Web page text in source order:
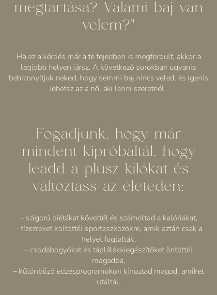
megtartása? Valami baj van
velem?”
Ha ez a kérdés már a te fejedben is megfordult, akkor a
legjobb helyen jársz. A következő sorokban ugyanis
bebizonyítjuk neked, hogy semmi baj nincs veled, és igenis
lehetsz az a nő, aki lenni szeretnél.
Fogadjunk, hogy már
mindent kipróbáltál, hogy
leadd a plusz kilókat és
változtass az életeden:
– szigorú diétákat követtél és számoltad a kalóriákat,
– tízezreket költöttél sporteszközökre, amik aztán csak a
helyet foglalták,
– csodabogyókat és táplálékkiegészítőket öntöttél
magadba,
– különböző edzésprogramokon kínoztad magad, amiket
utáltál.